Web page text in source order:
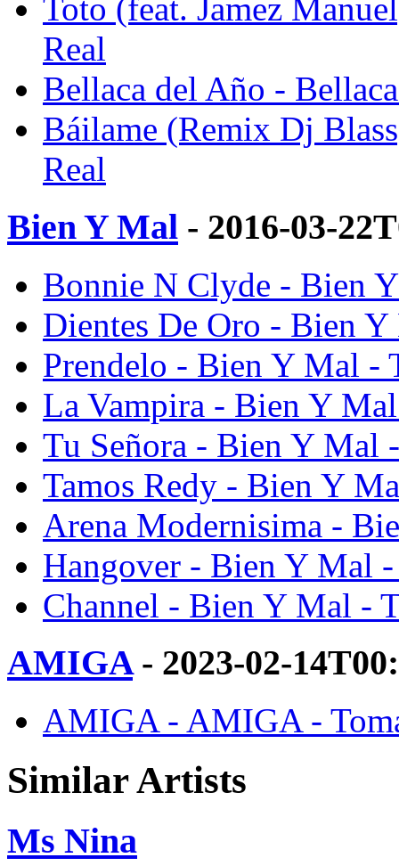
Toto (feat. Jamez
Real
Bellaca del Año -
Báilame (Remix Dj
Real
Bien Y Mal - 2016-03-
Bonnie N Clyde - Bien
Dientes De Oro - Bien
Prendelo - Bien Y Mal -
La Vampira - Bien Y
Tu Señora - Bien Y Mal
Tamos Redy - Bien Y
Arena Modernisima -
Hangover - Bien Y Mal -
Channel - Bien Y Mal -
AMIGA- 2023-02-
AMIGA - AMIGA -
Similar Artists
Ms Nina